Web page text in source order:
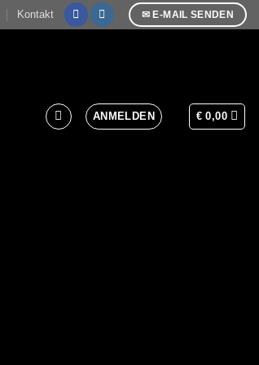
Kontakt ✉ E-MAIL SENDEN
ANMELDEN € 0,00